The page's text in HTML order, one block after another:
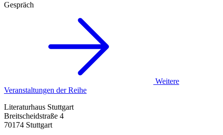
Gespräch
Weitere
Veranstaltungen der Reihe
Literaturhaus Stuttgart
Breitscheidstraße 4
70174 Stuttgart